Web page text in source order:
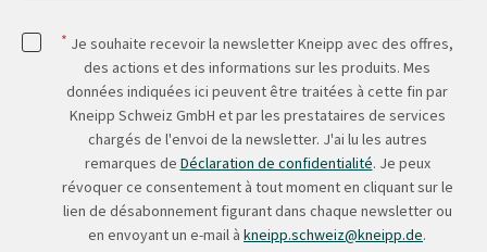
* Je souhaite recevoir la newsletter Kneipp avec des offres,
des actions et des informations sur les produits. Mes
données indiquées ici peuvent être traitées à cette fin par
Kneipp Schweiz GmbH et par les prestataires de services
chargés de l'envoi de la newsletter. J'ai lu les autres
remarques de Déclaration de confidentialité. Je peux
révoquer ce consentement à tout moment en cliquant sur le
lien de désabonnement figurant dans chaque newsletter ou
en envoyant un e-mail à kneipp.schweiz@kneipp.de.